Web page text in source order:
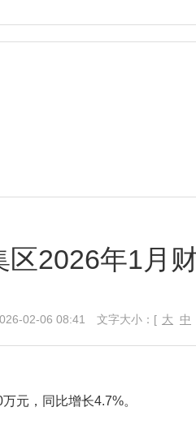
区2026年1月
02-06 08:41 文字大小：[ 大 中
元，同比增长4.7%。